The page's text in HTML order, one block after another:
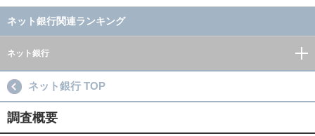
ネット銀行関連ランキング
ネット銀行
ネット銀行 TOP
調査概要